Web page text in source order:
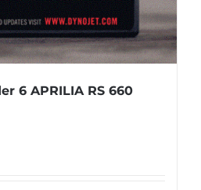
6 APRILIA RS 660